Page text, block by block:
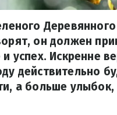
Деревянного
он должен
и успех. Искренне
действительно
а больше улыбок,